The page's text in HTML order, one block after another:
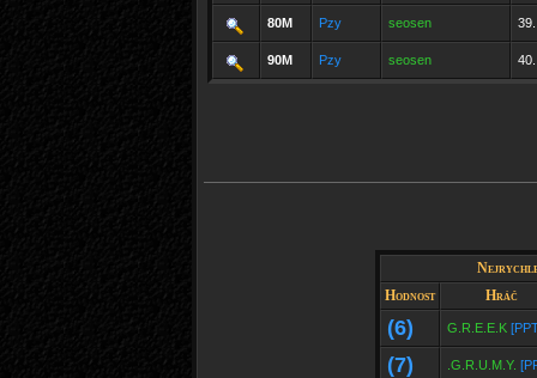
80M Pzy seosen 39.
90M Pzy seosen 40.
Hodnost
Hráč
(6) G.R.E.E.K
(7) .G.R.U.M.Y.